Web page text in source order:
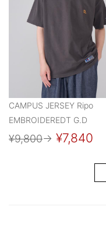
CAMPUS JERSEY Ripo
EMBROIDEREDT G.D
¥9,800→ ¥7,840